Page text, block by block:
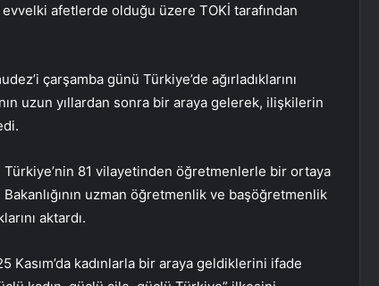
afetlerde olduğu üzere TOKİ tarafından
çarşamba günü Türkiye’de ağırladıklarını
uzun yıllardan sonra bir araya gelerek, ilişkilerin
81 vilayetinden öğretmenlerle bir ortaya
uzman öğretmenlik ve başöğretmenlik
aktardı.
Kasım’da kadınlarla bir araya geldiklerini ifade